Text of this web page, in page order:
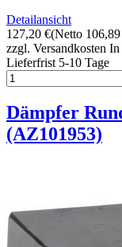
Detailansicht
127,20 €(Netto
zzgl. Versandkosten In
Lieferfrist 5-10 Tage
Dämpfer
(AZ101953)